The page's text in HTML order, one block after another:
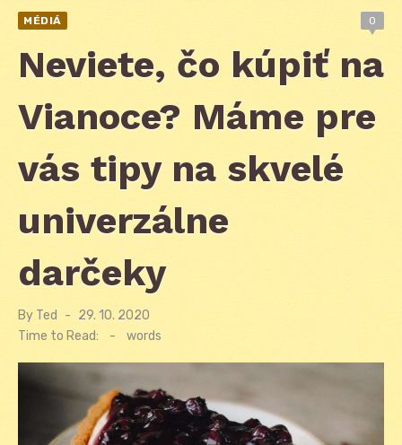
MÉDIÁ 0
Neviete, čo kúpiť na
Vianoce? Máme pre
vás tipy na skvelé
univerzálne
darčeky
By Ted
Posted
on
29. 10. 2020
Time to Read:
- words